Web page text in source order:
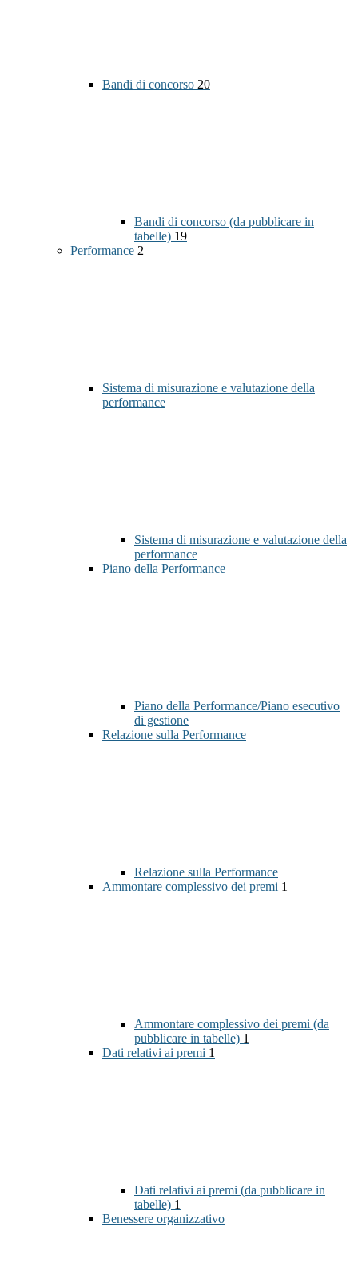
Bandi di concorso 20
Bandi di concorso (da pubblicare in
tabelle) 19
Performance 2
Sistema di misurazione e valutazione della
performance
Sistema di misurazione e valutazione della
performance
Piano della Performance
Piano della Performance/Piano esecutivo
di gestione
Relazione sulla Performance
Relazione sulla Performance
Ammontare complessivo dei premi 1
Ammontare complessivo dei premi (da
pubblicare in tabelle) 1
Dati relativi ai premi 1
Dati relativi ai premi (da pubblicare in
tabelle) 1
Benessere organizzativo